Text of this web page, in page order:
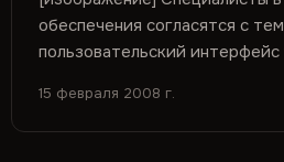
обеспечения согласятся с
пользовательский
15 февраля 2008 г.